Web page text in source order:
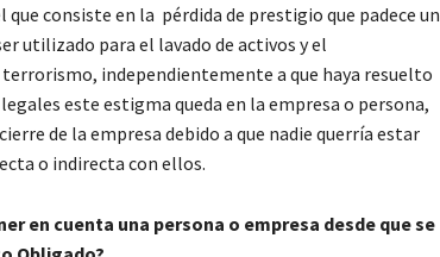
consiste en la pérdida de prestigio que padece un
utilizado para el lavado de activos y el
independientemente a que haya resuelto
este estigma queda en la empresa o persona,
de la empresa debido a que nadie querría estar
o indirecta con ellos.
en cuenta una persona o empresa desde que se